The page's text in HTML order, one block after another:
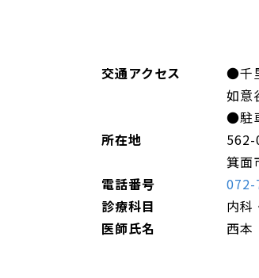
交通アクセス
●千
如意
●駐
所在地
箕面
電話番号
072-
診療科目
内科
医師氏名
西